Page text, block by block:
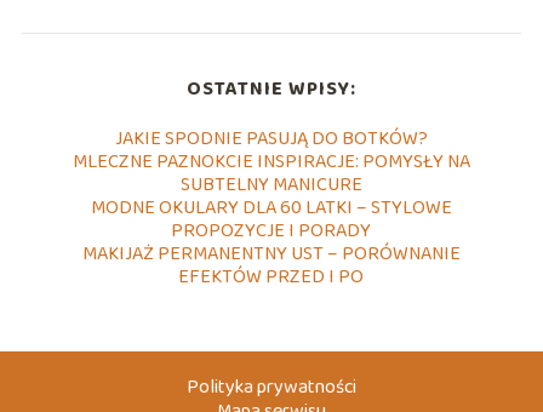
OSTATNIE WPISY:
JAKIE SPODNIE PASUJĄ DO BOTKÓW?
MLECZNE PAZNOKCIE INSPIRACJE: POMYSŁY NA
SUBTELNY MANICURE
MODNE OKULARY DLA 60 LATKI – STYLOWE
PROPOZYCJE I PORADY
MAKIJAŻ PERMANENTNY UST – PORÓWNANIE
EFEKTÓW PRZED I PO
Polityka prywatności